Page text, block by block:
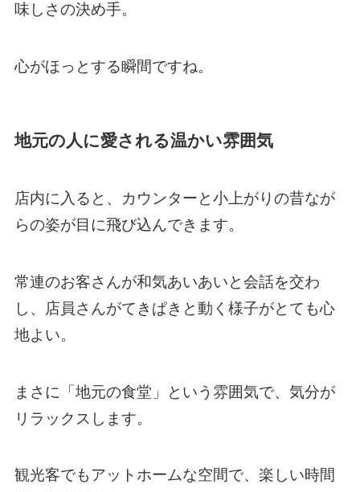
味しさの決め手。
心がほっとする瞬間ですね。
地元の人に愛される温かい雰囲気
店内に入ると、カウンターと小上がりの昔なが
らの姿が目に飛び込んできます。
常連のお客さんが和気あいあいと会話を交わ
し、店員さんがてきぱきと動く様子がとても心
地よい。
まさに「地元の食堂」という雰囲気で、気分が
リラックスします。
観光客でもアットホームな空間で、楽しい時間